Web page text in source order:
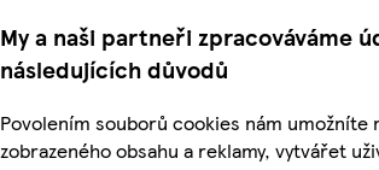
My a naši partneři zpracováváme
následujících důvodů
Povolením souborů cookies nám
zobrazeného obsahu a reklamy, vytvářet